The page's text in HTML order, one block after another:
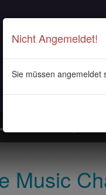
Music
Nicht Angemeldet!
Sie müssen angemeldet